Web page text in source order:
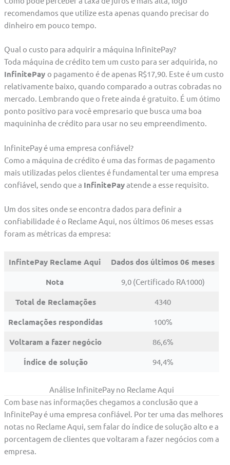
recomendamos que utilize esta apenas quando precisar do
dinheiro em pouco tempo.
Qual o custo para adquirir a máquina InfinitePay?
Toda máquina de crédito tem um custo para ser adquirida, no
InfinitePay o pagamento é de apenas R$17,90. Este é um custo
relativamente baixo, quando comparado a outras cobradas no
mercado. Lembrando que o frete ainda é gratuito. É um ótimo
ponto positivo para você empresario que busca uma boa
maquininha de crédito para usar no seu empreendimento.
InfinitePay é uma empresa confiável?
Como a máquina de crédito é uma das formas de pagamento
mais utilizadas pelos clientes é fundamental ter uma empresa
confiável, sendo que a InfinitePayatende a esse requisito.
Um dos sites onde se encontra dados para definir a
confiabilidade é o Reclame Aqui, nos últimos 06 meses essas
foram as métricas da empresa:
InfintePay Reclame Aqui
Dados dos últimos 06 meses
Nota
9,0 (Certificado RA1000)
Total de Reclamações 4340
Reclamações respondidas 100%
Voltaram a fazer negócio 86,6%
Índice de solução 94,4%
Análise InfinitePay no Reclame Aqui
Com base nas informações chegamos a conclusão que a
InfinitePay é uma empresa confiável. Por ter uma das melhores
notas no Reclame Aqui, sem falar do índice de solução alto e a
porcentagem de clientes que voltaram a fazer negócios com a
empresa.